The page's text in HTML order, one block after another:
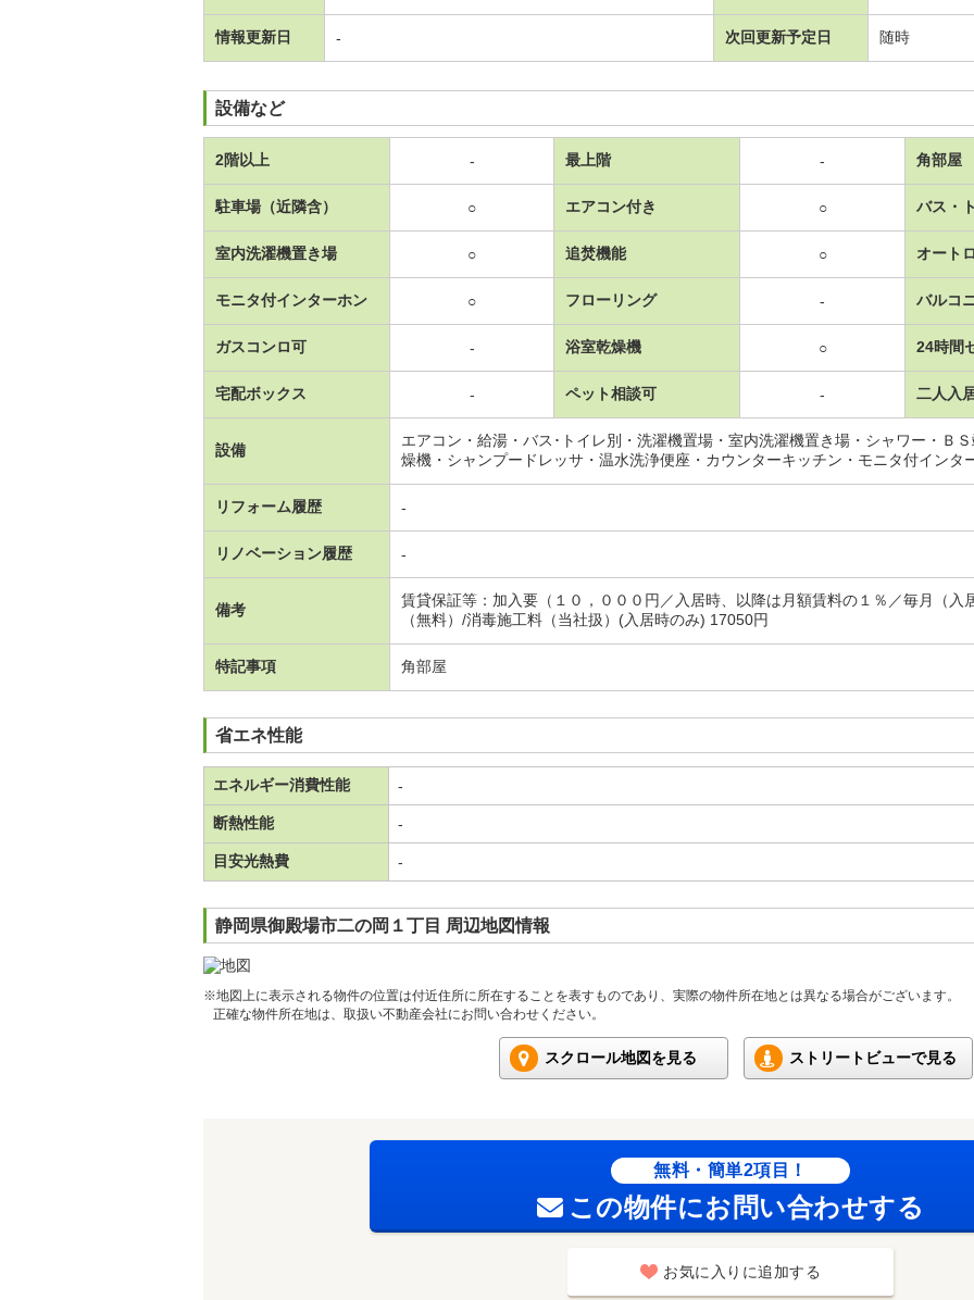
情報更新日 - 次回更新予定日 随時
設備など
2階以上 - 最上階 - 角部屋
駐車場（近隣含） ○ エアコン付き ○ バス・
室内洗濯機置き場 ○ 追焚機能 ○ オート
モニタ付インターホン ○ フローリング - バルコ
ガスコンロ可 - 浴室乾燥機 ○ 24時間
宅配ボックス - ペット相談可 - 二人入
設備
エアコン・給湯・バス･トイレ別・洗濯機置場・室内洗濯機置き場・シャワー・Ｂ
燥機・シャンプードレッサ・温水洗浄便座・カウンターキッチン・モニタ付インタ
リフォーム履歴 -
リノベーション履歴 -
備考
賃貸保証等：加入要（１０，０００円／入居時、以降は月額賃料の１％／毎月（入
（無料）/消毒施工料（当社扱）(入居時のみ) 17050円
特記事項 角部屋
省エネ性能
エネルギー消費性能 -
断熱性能 -
目安光熱費 -
静岡県御殿場市二の岡１丁目 周辺地図情報
※地図上に表示される物件の位置は付近住所に所在することを表すものであり、実際の物件所在地とは異なる場合がございます。
正確な物件所在地は、取扱い不動産会社にお問い合わせください。
スクロール地図を見る ストリートビューで見る
無料・簡単2項目！
この物件にお問い合わせする
お気に入りに追加する